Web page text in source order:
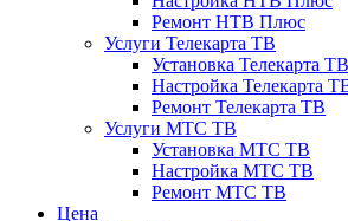
Ремонт НТВ Плюс
Услуги Телекарта ТВ
Установка Телекарта ТВ
Настройка Телекарта
Ремонт Телекарта ТВ
Услуги МТС ТВ
Установка МТС ТВ
Настройка МТС ТВ
Ремонт МТС ТВ
Цена